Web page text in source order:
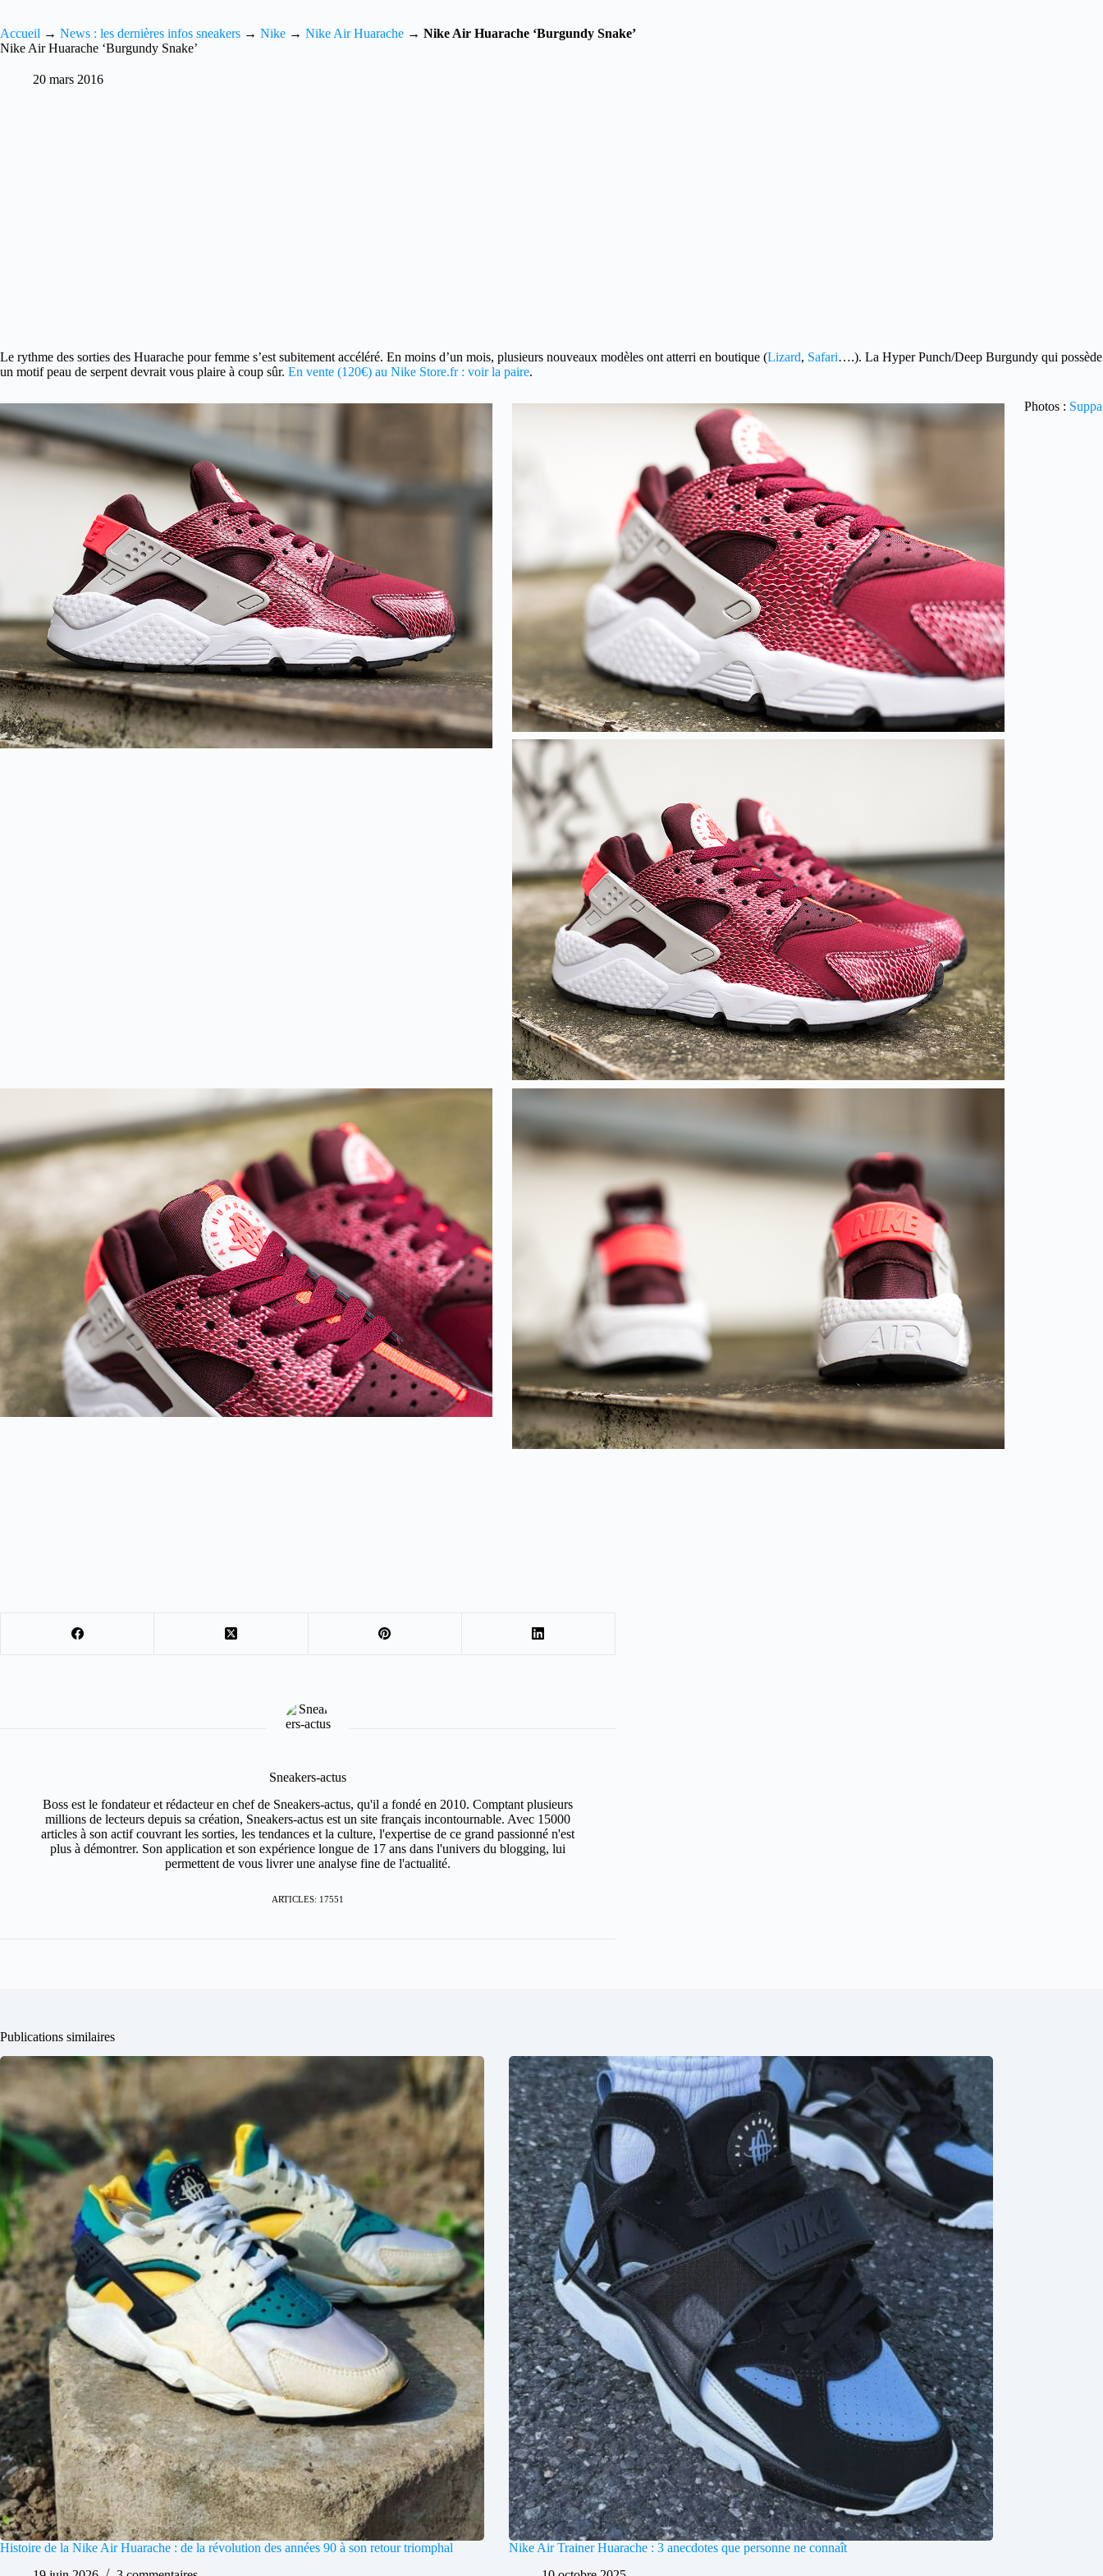
Accueil → News : les dernières infos sneakers → Nike → Nike Air Huarache → Nike Air Huarache ‘Burgundy Snake’
Nike Air Huarache ‘Burgundy Snake’
20 mars 2016
Le rythme des sorties des Huarache pour femme s’est subitement accéléré. En moins d’un mois, plusieurs nouveaux modèles ont atterri en boutique (Lizard, Safari….). La Hyper Punch/Deep Burgundy qui possède
un motif peau de serpent devrait vous plaire à coup sûr. En vente (120€) au Nike Store.fr : voir la paire.
Photos : Suppa
Sneakers-actus
Boss est le fondateur et rédacteur en chef de Sneakers-actus, qu'il a fondé en 2010. Comptant plusieurs
millions de lecteurs depuis sa création, Sneakers-actus est un site français incontournable. Avec 15000
articles à son actif couvrant les sorties, les tendances et la culture, l'expertise de ce grand passionné n'est
plus à démontrer. Son application et son expérience longue de 17 ans dans l'univers du blogging, lui
permettent de vous livrer une analyse fine de l'actualité.
ARTICLES: 17551
Publications similaires
Histoire de la Nike Air Huarache : de la révolution des années 90 à son retour triomphal
Nike Air Trainer Huarache : 3 anecdotes que personne ne connaît